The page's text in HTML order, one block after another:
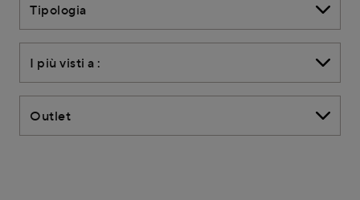
Tipologia
I più visti a :
Outlet